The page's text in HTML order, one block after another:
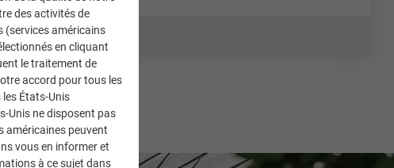
des activités de
(services américains
en cliquant
le traitement de
accord pour tous les
États-Unis
Unis ne disposent pas
américaines peuvent
vous en informer et
à ce sujet dans